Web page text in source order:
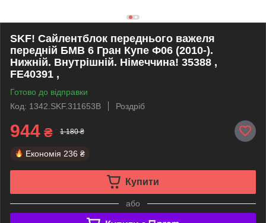
SKF! Сайлентблок переднього важеля
передній БМВ 6 Гран Купе Ф06 (2010-).
Нижній. Внутрішній. Німеччина! 35388 ,
FE40391 ,
Готово до відправки
Код: 1342.SKF.311653B
Роздріб
944 ₴ 1 180 ₴
Економія 236 ₴
Купити
або